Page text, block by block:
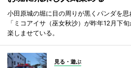
小田原城の堀に目の周りが黒くパンダを
「ミコアイサ（巫女秋沙）が昨年12月下
楽しませている。
見る・遊ぶ